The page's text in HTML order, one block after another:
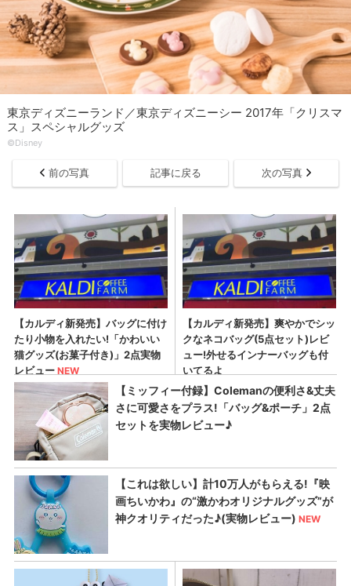
東京ディズニーランド／東京ディズニーシー 2017年「クリスマ
ス」スペシャルグッズ
©Disney
前の写真 記事に戻る 次の写真